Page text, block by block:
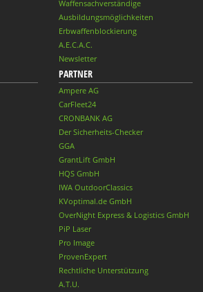
Waffensachverständige
Ausbildungsmöglichkeiten
Erbwaffenblockierung
A.E.C.A.C.
Newsletter
PARTNER
Ampere AG
CarFleet24
CRONBANK AG
Der Sicherheits-Checker
GGA
GrantLift GmbH
HQS GmbH
IWA OutdoorClassics
KVoptimal.de GmbH
OverNight Express & Logistics GmbH
PiP Laser
Pro Image
ProvenExpert
Rechtliche Unterstützung
A.T.U.